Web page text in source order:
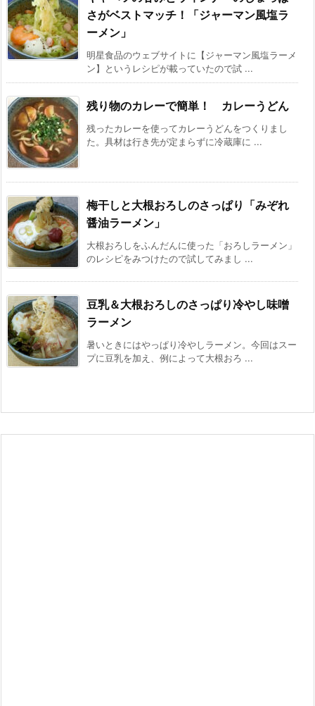
さがベストマッチ！「ジャーマン風塩ラ
ーメン」
明星食品のウェブサイトに【ジャーマン風塩ラーメ
ン】というレシピが載っていたので試 ...
残り物のカレーで簡単！ カレーうどん
残ったカレーを使ってカレーうどんをつくりまし
た。具材は行き先が定まらずに冷蔵庫に ...
梅干しと大根おろしのさっぱり「みぞれ
醤油ラーメン」
大根おろしをふんだんに使った「おろしラーメン」
のレシピをみつけたので試してみまし ...
豆乳＆大根おろしのさっぱり冷やし味噌
ラーメン
暑いときにはやっぱり冷やしラーメン。今回はスー
プに豆乳を加え、例によって大根おろ ...